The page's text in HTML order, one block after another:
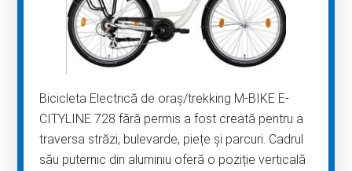
Bicicleta Electrică de oraș/trekking M-BIKE E-
CITYLINE 728 fără permis a fost creată pentru a
traversa străzi, bulevarde, piețe și parcuri. Cadrul
său puternic din aluminiu oferă o poziție verticală